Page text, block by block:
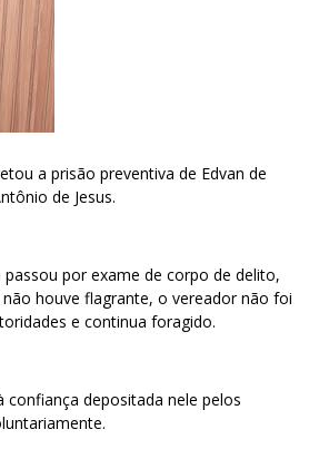
a prisão preventiva de Edvan de
de Jesus.
por exame de corpo de delito,
houve flagrante, o vereador não foi
e continua foragido.
depositada nele pelos